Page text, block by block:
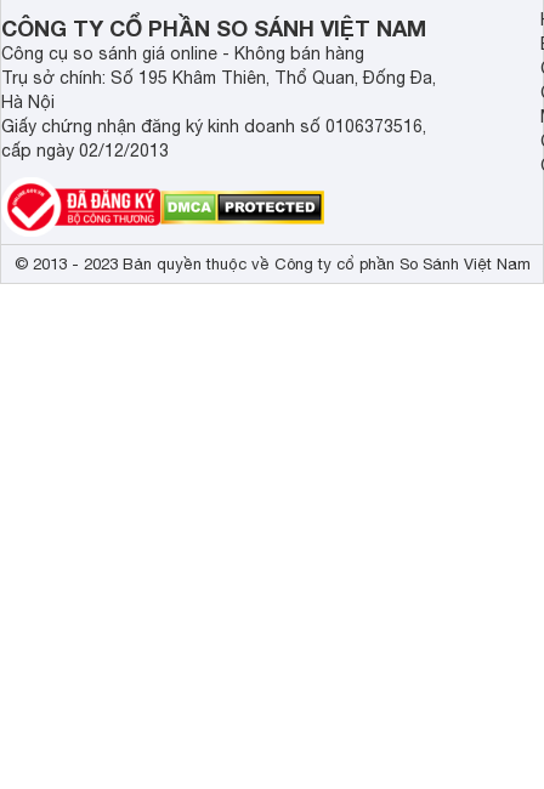
CÔNG TY CỔ PHẦN SO SÁNH VIỆT NAM
Công cụ so sánh giá online - Không bán hàng
Trụ sở chính: Số 195 Khâm Thiên, Thổ Quan, Đống Đa,
Hà Nội
Giấy chứng nhận đăng ký kinh doanh số 0106373516,
cấp ngày 02/12/2013
© 2013 - 2023 Bản quyền thuộc về Công ty cổ phần So Sánh Việt Nam